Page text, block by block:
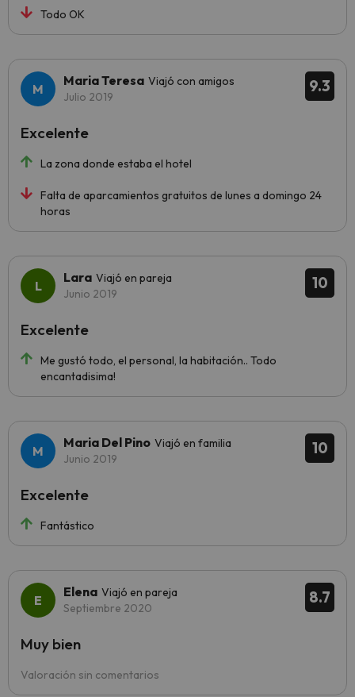
Todo OK
9.3
Maria Teresa Viajó con amigos
Julio 2019
La zona donde estaba el hotel
Falta de aparcamientos gratuitos de lunes a domingo 24
horas
Excelente
10
Lara Viajó en pareja
Junio 2019
Me gustó todo, el personal, la habitación.. Todo
encantadisima!
Excelente
10
Maria Del Pino Viajó en familia
Junio 2019
Fantástico
Excelente
8.7
Elena Viajó en pareja
Septiembre 2020
Valoración sin comentarios
Muy bien